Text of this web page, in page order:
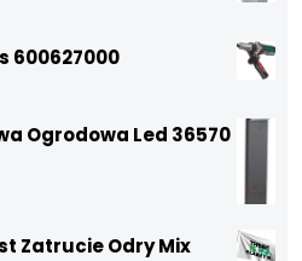
600627000
Ogrodowa Led 36570
Zatrucie Odry Mix